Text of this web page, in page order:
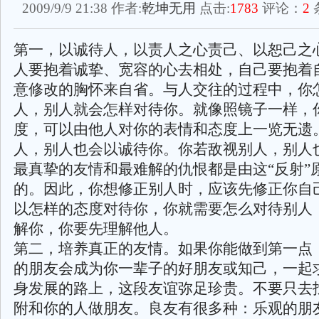
2009/9/9 21:38 作者:乾坤无用 点击:1783 评论： 2
第一，以诚待人，以责人之心责己、以恕己之
人要抱着诚挚、宽容的心去相处，自己要抱着
意修改的胸怀来自省。与人交往的过程中，你
人，别人就会怎样对待你。就像照镜子一样，
度，可以由他人对你的表情和态度上一览无遗
人，别人也会以诚待你。你若敌视别人，别人
最真挚的友情和最难解的仇恨都是由这“反射”
的。因此，你想修正别人时，应该先修正你自
以怎样的态度对待你，你就需要怎么对待别人
解你，你要先理解他人。
第二，培养真正的友情。如果你能做到第一点
的朋友会成为你一辈子的好朋友或知己，一起
身发展的路上，这段友谊弥足珍贵。不要只去
附和你的人做朋友。良友有很多种：乐观的朋